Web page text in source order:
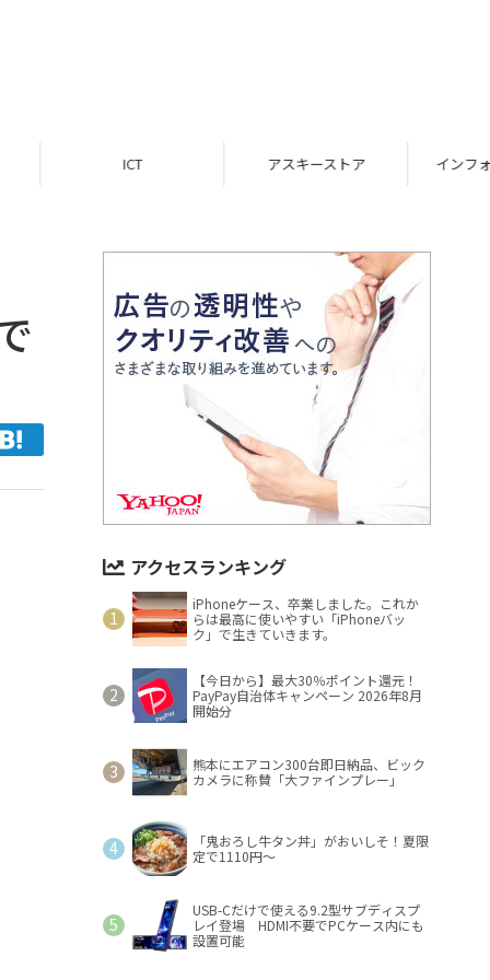
インフォメーション
アクセスランキング
iPhoneケース、卒業しました。これか
らは最高に使いやすい「iPhoneバッ
ク」で生きていきます。
【今日から】最大30％ポイント還元！
PayPay自治体キャンペーン 2026年8月
開始分
熊本にエアコン300台即日納品、ビック
カメラに称賛「大ファインプレー」
「鬼おろし牛タン丼」がおいしそ！夏限
定で1110円～
USB-Cだけで使える9.2型サブディスプ
レイ登場 HDMI不要でPCケース内にも
設置可能